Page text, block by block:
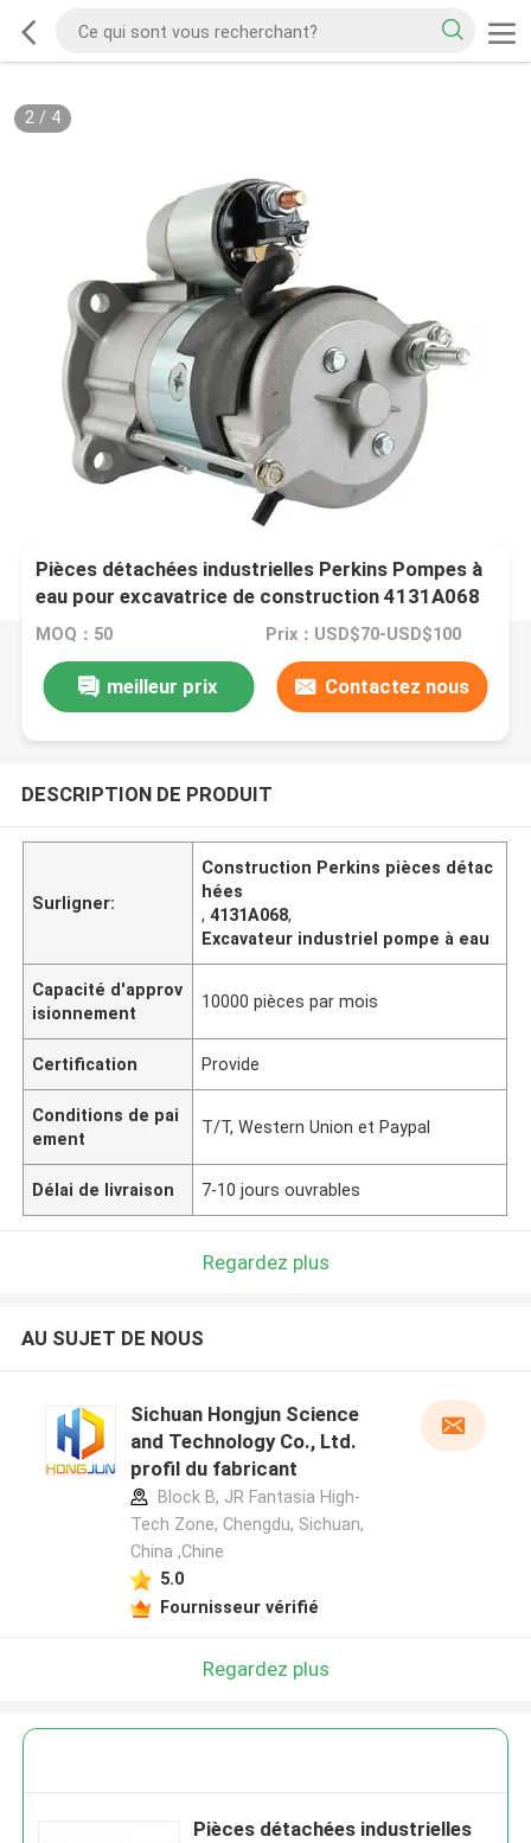
2/ 4
Pièces détachées industrielles Perkins Pompes à
eau pour excavatrice de construction 4131A068
MOQ：50 Prix：USD$70-USD$100
meilleur prix Contactez nous
DESCRIPTION DE PRODUIT
Surligner:
Construction Perkins pièces détac
hées
,4131A068,
Excavateur industriel pompe à eau
Capacité d'approv
isionnement
10000 pièces par mois
Certification Provide
Conditions de pai
ement
T/T, Western Union et Paypal
Délai de livraison 7-10 jours ouvrables
Regardez plus
AU SUJET DE NOUS
Sichuan Hongjun Science
and Technology Co., Ltd.
profil du fabricant
Block B, JR Fantasia High-
Tech Zone, Chengdu, Sichuan,
China ,Chine
5.0
Fournisseur vérifié
Regardez plus
Pièces détachées industrielles